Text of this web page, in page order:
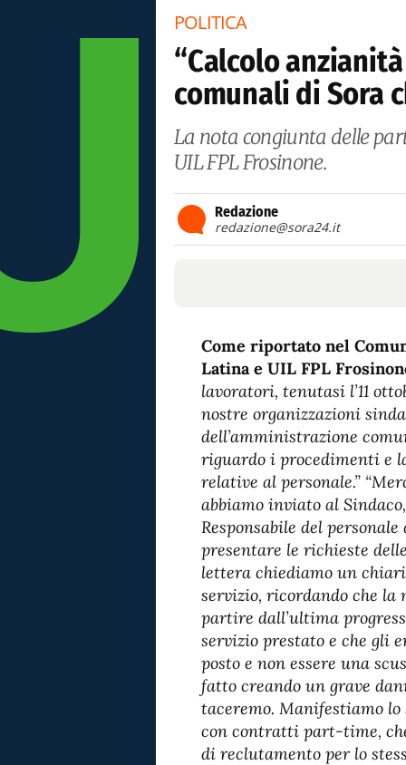
POLITICA
“Calcolo
comunali di Sora
La nota congiunta delle
UIL FPL Frosinone.
Redazione
redazione@sora24.it
Come riportato nel
Latina e UIL FPL
lavoratori, tenutasi l’11
nostre organizzazioni
dell’amministrazione
riguardo i procedimenti e
relative al personale.”
abbiamo inviato al
Responsabile del
presentare le richieste
lettera chiediamo un
servizio, ricordando che
partire dall’ultima
servizio prestato e che gli
posto e non essere una
fatto creando un grave
taceremo. Manifestiamo
con contratti part-time,
di reclutamento per lo